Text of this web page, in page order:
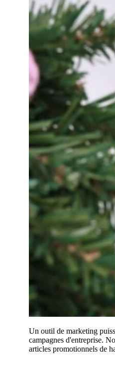
Un outil de marketing
campagnes d'entreprise.
articles promotionnels de